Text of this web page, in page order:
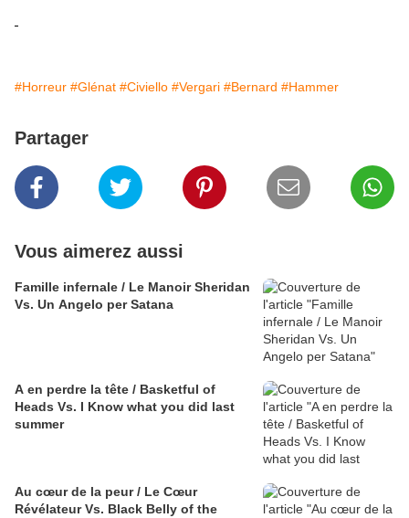
#Horreur #Glénat #Civiello #Vergari #Bernard #Hammer
Partager
Vous aimerez aussi
Famille infernale / Le Manoir Sheridan
Vs. Un Angelo per Satana
A en perdre la tête / Basketful of
Heads Vs. I Know what you did last
summer
Au cœur de la peur / Le Cœur
Révélateur Vs. Black Belly of the